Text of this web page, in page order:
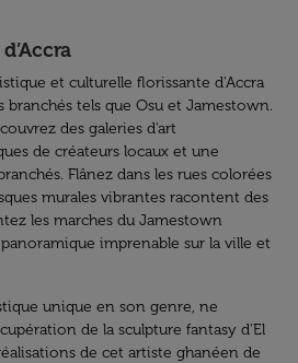
et culturelle florissante d'Accra
branchés tels que Osu et Jamestown.
des galeries d'art
de créateurs locaux et une
Flânez dans les rues colorées
murales vibrantes racontent des
les marches du Jamestown
imprenable sur la ville et
unique en son genre, ne
de la sculpture fantasy d'El
de cet artiste ghanéen de